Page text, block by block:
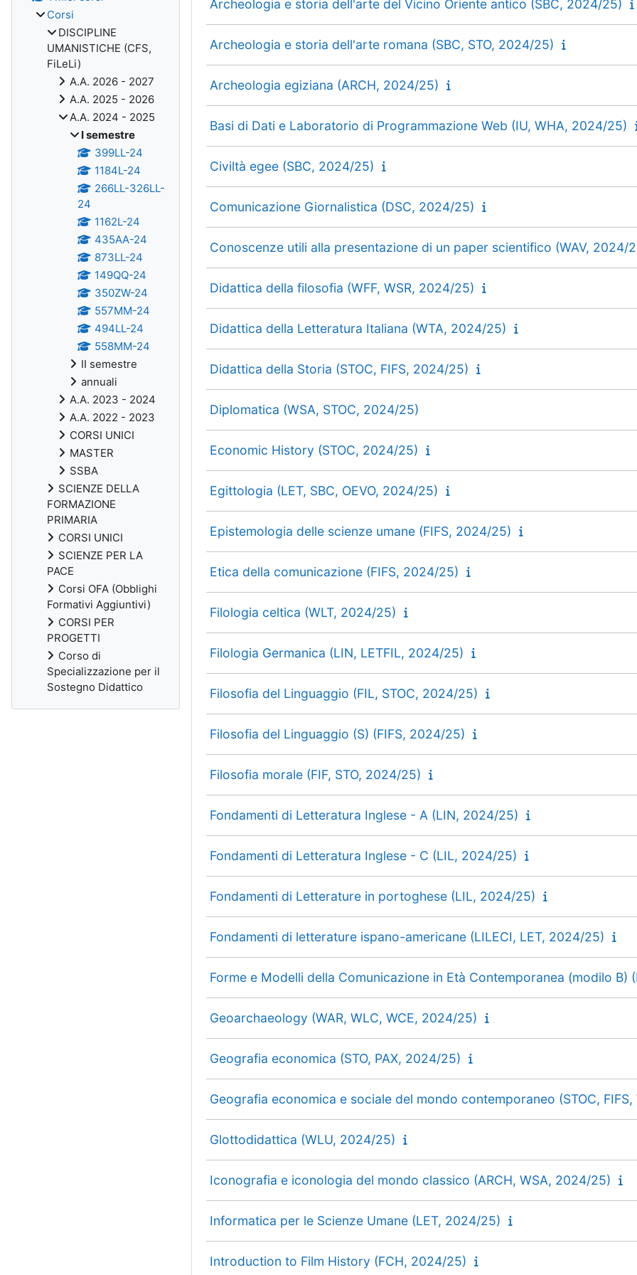
Archeologia e storia dell'arte del Vicino Oriente antico (SBC, 2024/25)
Archeologia e storia dell'arte romana (SBC, STO, 2024/25)
Archeologia egiziana (ARCH, 2024/25)
Basi di Dati e Laboratorio di Programmazione Web (IU, WHA, 2024/25)
Civiltà egee (SBC, 2024/25)
Comunicazione Giornalistica (DSC, 2024/25)
Conoscenze utili alla presentazione di un paper scientifico (WAV, 2024/
Didattica della filosofia (WFF, WSR, 2024/25)
Didattica della Letteratura Italiana (WTA, 2024/25)
Didattica della Storia (STOC, FIFS, 2024/25)
Diplomatica (WSA, STOC, 2024/25)
Economic History (STOC, 2024/25)
Egittologia (LET, SBC, OEVO, 2024/25)
Epistemologia delle scienze umane (FIFS, 2024/25)
Etica della comunicazione (FIFS, 2024/25)
Filologia celtica (WLT, 2024/25)
Filologia Germanica (LIN, LETFIL, 2024/25)
Filosofia del Linguaggio (FIL, STOC, 2024/25)
Filosofia del Linguaggio (S) (FIFS, 2024/25)
Filosofia morale (FIF, STO, 2024/25)
Fondamenti di Letteratura Inglese - A (LIN, 2024/25)
Fondamenti di Letteratura Inglese - C (LIL, 2024/25)
Fondamenti di Letterature in portoghese (LIL, 2024/25)
Fondamenti di letterature ispano-americane (LILECI, LET, 2024/25)
Forme e Modelli della Comunicazione in Età Contemporanea (modilo B)
Geoarchaeology (WAR, WLC, WCE, 2024/25)
Geografia economica (STO, PAX, 2024/25)
Geografia economica e sociale del mondo contemporaneo (STOC,
Glottodidattica (WLU, 2024/25)
Iconografia e iconologia del mondo classico (ARCH, WSA, 2024/25)
Informatica per le Scienze Umane (LET, 2024/25)
Introduction to Film History (FCH, 2024/25)
Corsi
DISCIPLINE
UMANISTICHE (CFS,
FiLeLi)
A.A. 2026 - 2027
A.A. 2025 - 2026
A.A. 2024 - 2025
I semestre
399LL-24
1184L-24
266LL-326LL-
24
1162L-24
435AA-24
873LL-24
149QQ-24
350ZW-24
557MM-24
494LL-24
558MM-24
II semestre
annuali
A.A. 2023 - 2024
A.A. 2022 - 2023
CORSI UNICI
MASTER
SSBA
SCIENZE DELLA
FORMAZIONE
PRIMARIA
CORSI UNICI
SCIENZE PER LA
PACE
Corsi OFA (Obblighi
Formativi Aggiuntivi)
CORSI PER
PROGETTI
Corso di
Specializzazione per il
Sostegno Didattico